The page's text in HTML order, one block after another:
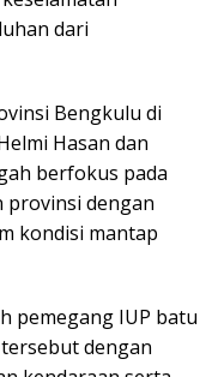
dari
Bengkulu di
Hasan dan
berfokus pada
dengan
kondisi mantap
pemegang IUP batu
dengan